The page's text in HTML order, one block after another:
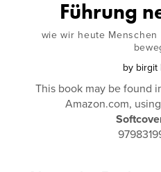
Führung
wie wir heute
by birgit
This book may be found
Amazon.com,